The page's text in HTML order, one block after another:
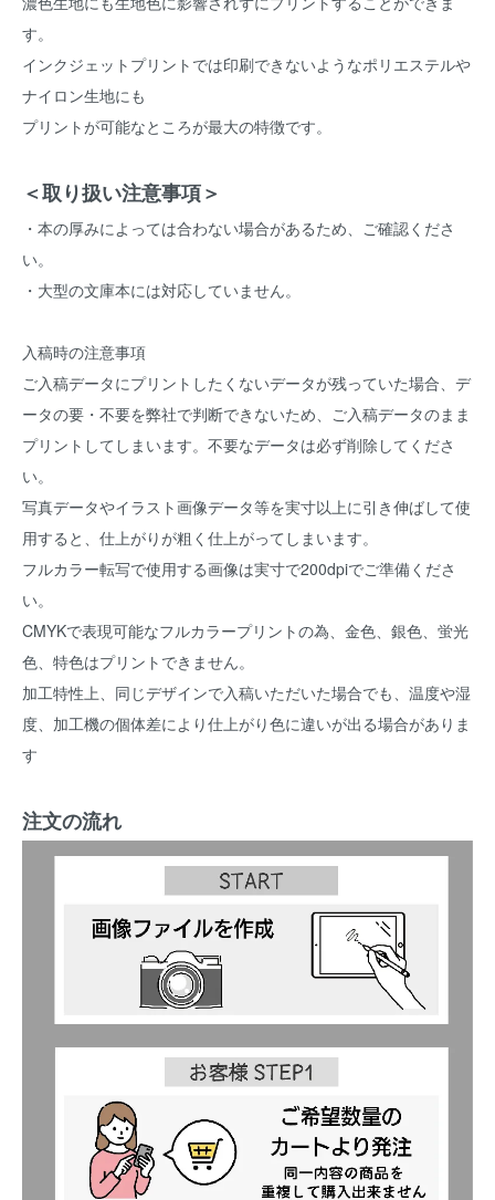
す。
インクジェットプリントでは印刷できないようなポリエステルや
ナイロン生地にも
プリントが可能なところが最大の特徴です。
＜取り扱い注意事項＞
・本の厚みによっては合わない場合があるため、ご確認くださ
い。
・大型の文庫本には対応していません。
入稿時の注意事項
ご入稿データにプリントしたくないデータが残っていた場合、デ
ータの要・不要を弊社で判断できないため、ご入稿データのまま
プリントしてしまいます。不要なデータは必ず削除してくださ
い。
写真データやイラスト画像データ等を実寸以上に引き伸ばして使
用すると、仕上がりが粗く仕上がってしまいます。
フルカラー転写で使用する画像は実寸で200dpiでご準備くださ
い。
CMYKで表現可能なフルカラープリントの為、金色、銀色、蛍光
色、特色はプリントできません。
加工特性上、同じデザインで入稿いただいた場合でも、温度や湿
度、加工機の個体差により仕上がり色に違いが出る場合がありま
す
注文の流れ